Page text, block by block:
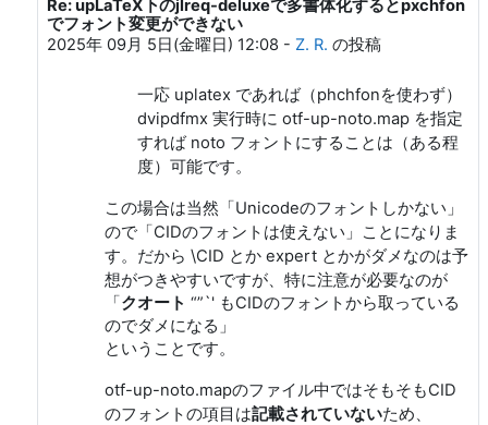
はやて (h20y6m) への返信
Re: upLaTeX下のjlreq-deluxeで多書体化するとpxchfon
でフォント変更ができない
2025年 09月 5日(金曜日) 12:08 - Z. R. の投稿
一応 uplatex であれば（phchfonを使わず）
dvipdfmx 実行時に otf-up-noto.map を指定
すれば noto フォントにすることは（ある程
度）可能です。
この場合は当然「Unicodeのフォントしかない」
ので「CIDのフォントは使えない」ことになりま
す。だから \CID とか expert とかがダメなのは予
想がつきやすいですが、特に注意が必要なのが
「クオート “”`' もCIDのフォントから取っている
のでダメになる」
ということです。
otf-up-noto.mapのファイル中ではそもそもCID
のフォントの項目は記載されていないため、